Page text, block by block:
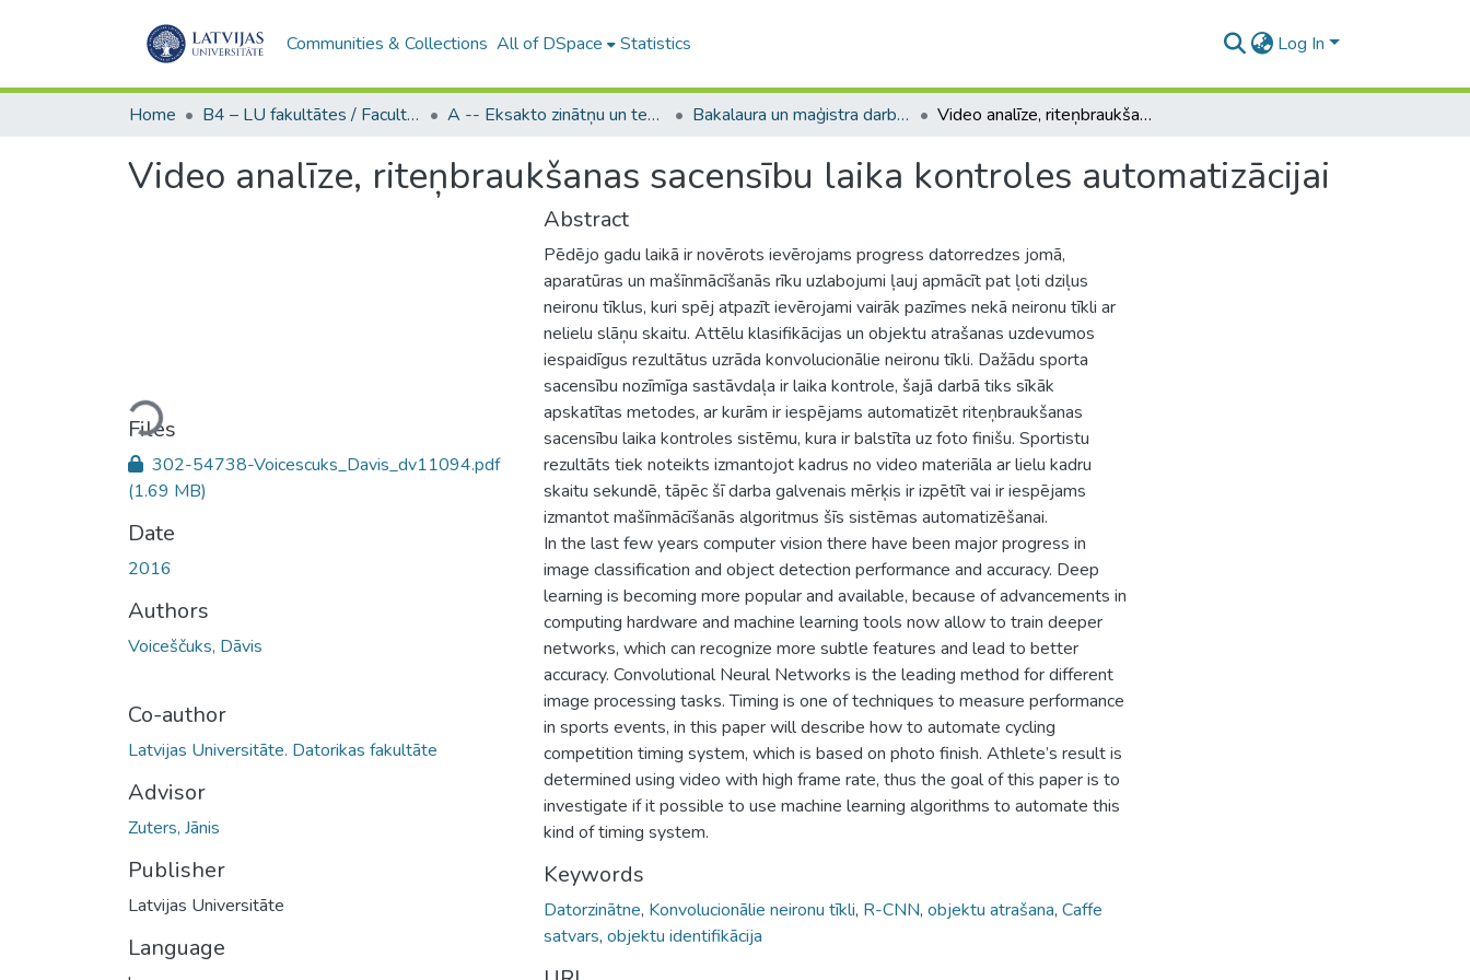
Communities & Collections All of DSpace Statistics Log In
Home B4 – LU fakultātes / Faculties of the UL A -- Eksakto zinātņu un tehnoloģiju fakultāte / Faculty of Science and Technology Bakalaura un maģistra darbi (EZTF) / Bachelor's and Master's theses Video analīze, riteņbraukšanas sacensību laika kontroles automatizācijai
Video analīze, riteņbraukšanas sacensību laika kontroles automatizācijai
Loading...
Files
302-54738-Voicescuks_Davis_dv11094.pdf
(1.69 MB)
Date
2016
Authors
Voiceščuks, Dāvis
Co-author
Latvijas Universitāte. Datorikas fakultāte
Advisor
Zuters, Jānis
Publisher
Latvijas Universitāte
Language
Abstract
Pēdējo gadu laikā ir novērots ievērojams progress datorredzes jomā,
aparatūras un mašīnmācīšanās rīku uzlabojumi ļauj apmācīt pat ļoti dziļus
neironu tīklus, kuri spēj atpazīt ievērojami vairāk pazīmes nekā neironu tīkli ar
nelielu slāņu skaitu. Attēlu klasifikācijas un objektu atrašanas uzdevumos
iespaidīgus rezultātus uzrāda konvolucionālie neironu tīkli. Dažādu sporta
sacensību nozīmīga sastāvdaļa ir laika kontrole, šajā darbā tiks sīkāk
apskatītas metodes, ar kurām ir iespējams automatizēt riteņbraukšanas
sacensību laika kontroles sistēmu, kura ir balstīta uz foto finišu. Sportistu
rezultāts tiek noteikts izmantojot kadrus no video materiāla ar lielu kadru
skaitu sekundē, tāpēc šī darba galvenais mērķis ir izpētīt vai ir iespējams
izmantot mašīnmācīšanās algoritmus šīs sistēmas automatizēšanai.
In the last few years computer vision there have been major progress in
image classification and object detection performance and accuracy. Deep
learning is becoming more popular and available, because of advancements in
computing hardware and machine learning tools now allow to train deeper
networks, which can recognize more subtle features and lead to better
accuracy. Convolutional Neural Networks is the leading method for different
image processing tasks. Timing is one of techniques to measure performance
in sports events, in this paper will describe how to automate cycling
competition timing system, which is based on photo finish. Athlete’s result is
determined using video with high frame rate, thus the goal of this paper is to
investigate if it possible to use machine learning algorithms to automate this
kind of timing system.
Keywords
Datorzinātne, Konvolucionālie neironu tīkli, R-CNN, objektu atrašana, Caffe
satvars, objektu identifikācija